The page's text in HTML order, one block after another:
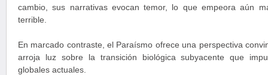
cambio, sus narrativas evocan temor, lo que empeora aún
terrible.
En marcado contraste, el Paraísmo ofrece una perspectiva
arroja luz sobre la transición biológica subyacente que
globales actuales.